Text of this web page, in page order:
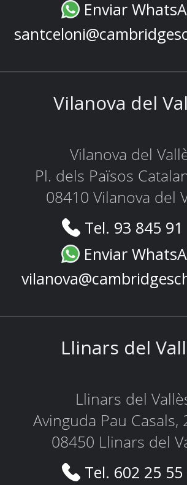
Enviar
Vilanova del
Vilanova del
Pl. dels Països
08410 Vilanova del
Tel. 93 845
Enviar
Llinars del
Llinars del
Avinguda Pau Casals,
08450 Llinars del
Tel. 602 25